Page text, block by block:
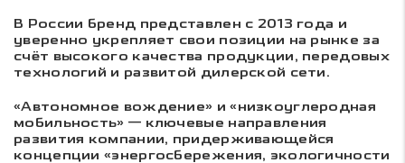
В России бренд представлен с 2013 года и
уверенно укрепляет свои позиции на рынке за
счёт высокого качества продукции, передовых
технологий и развитой дилерской сети.
«Автономное вождение» и «низкоуглеродная
мобильность» — ключевые направления
развития компании, придерживающейся
концепции «энергосбережения, экологичности